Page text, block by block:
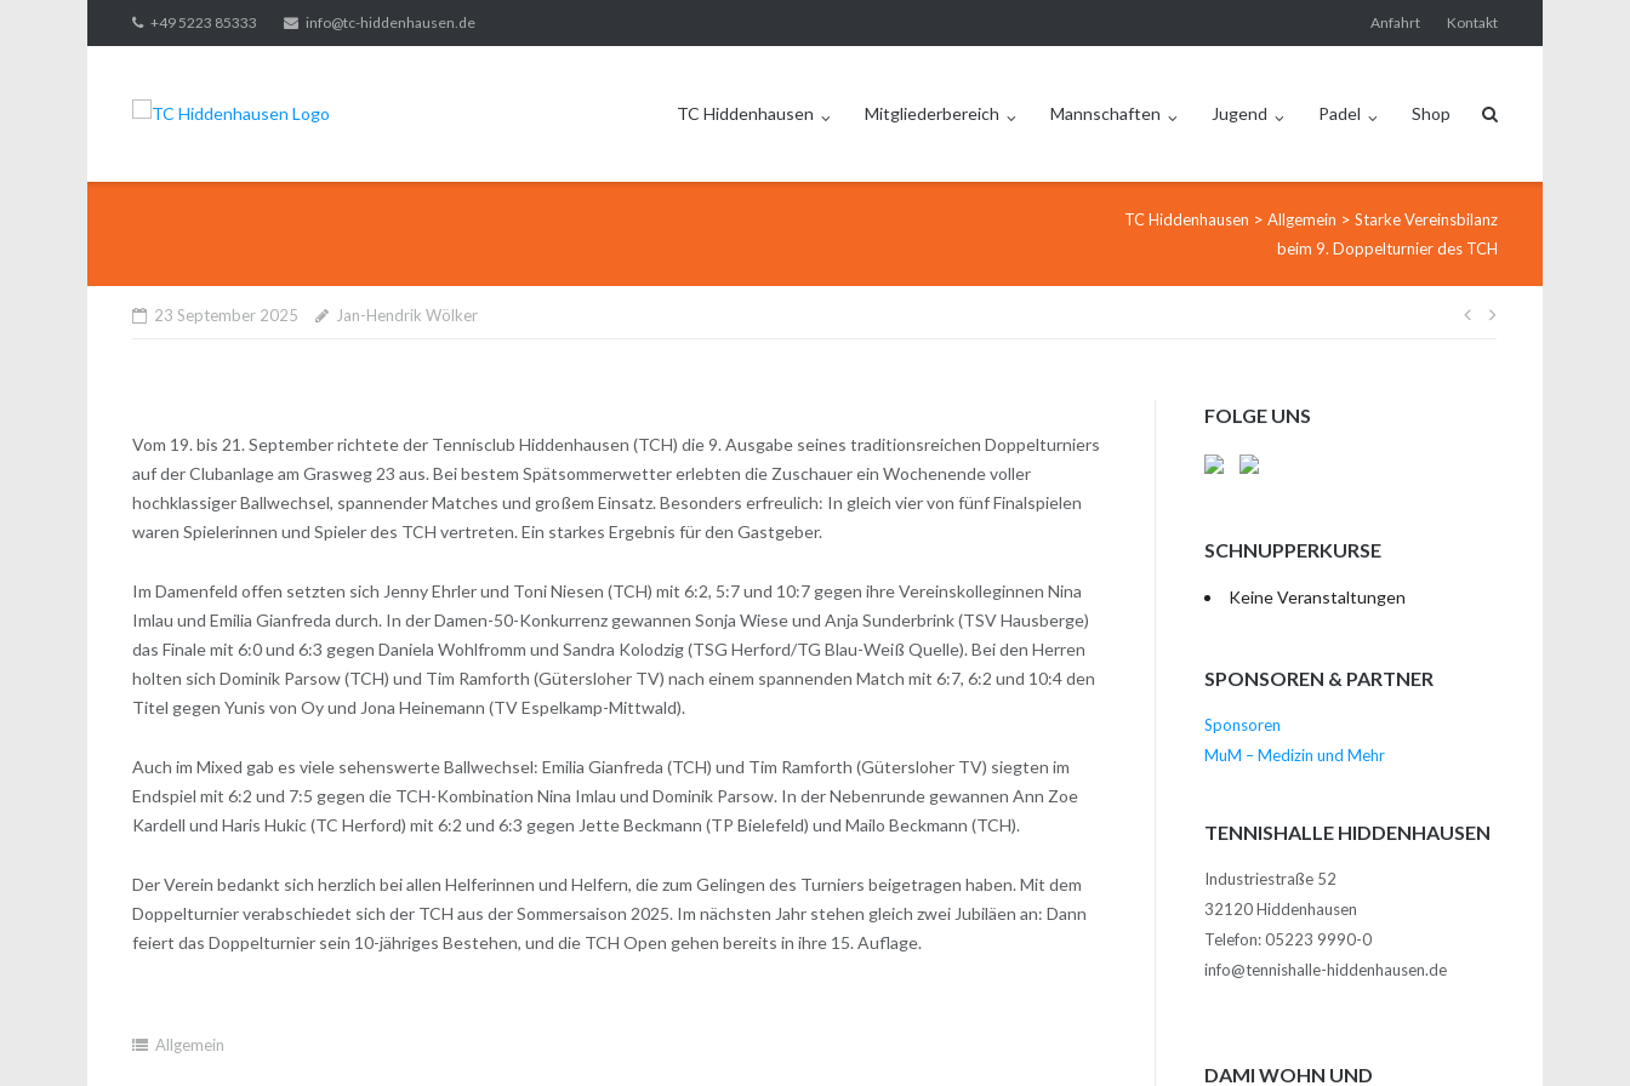
Direkt
zum
+49 5223 85333 info@tc-hiddenhausen.de Anfahrt Kontakt
TC Hiddenhausen Mitgliederbereich Mannschaften Jugend Padel Shop
TC Hiddenhausen > Allgemein > Starke Vereinsbilanz
beim 9. Doppelturnier des TCH
23 September 2025 Jan-Hendrik Wölker
Vom 19. bis 21. September richtete der Tennisclub Hiddenhausen (TCH) die 9. Ausgabe seines traditionsreichen Doppelturniers
auf der Clubanlage am Grasweg 23 aus. Bei bestem Spätsommerwetter erlebten die Zuschauer ein Wochenende voller
hochklassiger Ballwechsel, spannender Matches und großem Einsatz. Besonders erfreulich: In gleich vier von fünf Finalspielen
waren Spielerinnen und Spieler des TCH vertreten. Ein starkes Ergebnis für den Gastgeber.
Im Damenfeld offen setzten sich Jenny Ehrler und Toni Niesen (TCH) mit 6:2, 5:7 und 10:7 gegen ihre Vereinskolleginnen Nina
Imlau und Emilia Gianfreda durch. In der Damen-50-Konkurrenz gewannen Sonja Wiese und Anja Sunderbrink (TSV Hausberge)
das Finale mit 6:0 und 6:3 gegen Daniela Wohlfromm und Sandra Kolodzig (TSG Herford/TG Blau-Weiß Quelle). Bei den Herren
holten sich Dominik Parsow (TCH) und Tim Ramforth (Gütersloher TV) nach einem spannenden Match mit 6:7, 6:2 und 10:4 den
Titel gegen Yunis von Oy und Jona Heinemann (TV Espelkamp-Mittwald).
Auch im Mixed gab es viele sehenswerte Ballwechsel: Emilia Gianfreda (TCH) und Tim Ramforth (Gütersloher TV) siegten im
Endspiel mit 6:2 und 7:5 gegen die TCH-Kombination Nina Imlau und Dominik Parsow. In der Nebenrunde gewannen Ann Zoe
Kardell und Haris Hukic (TC Herford) mit 6:2 und 6:3 gegen Jette Beckmann (TP Bielefeld) und Mailo Beckmann (TCH).
Der Verein bedankt sich herzlich bei allen Helferinnen und Helfern, die zum Gelingen des Turniers beigetragen haben. Mit dem
Doppelturnier verabschiedet sich der TCH aus der Sommersaison 2025. Im nächsten Jahr stehen gleich zwei Jubiläen an: Dann
feiert das Doppelturnier sein 10-jähriges Bestehen, und die TCH Open gehen bereits in ihre 15. Auflage.
Allgemein
FOLGE UNS
SCHNUPPERKURSE
Keine Veranstaltungen
SPONSOREN & PARTNER
Sponsoren
MuM – Medizin und Mehr
TENNISHALLE HIDDENHAUSEN
Industriestraße 52
32120 Hiddenhausen
Telefon: 05223 9990-0
info@tennishalle-hiddenhausen.de
DAMI WOHN UND